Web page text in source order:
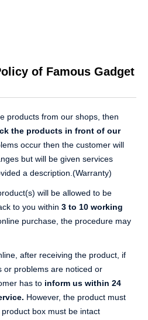
of Famous Gadget
products from our shops, then
the products in front of our
occur then the customer will
but will be given services
a description.(Warranty)
will be allowed to be
to you within 3 to 10 working
purchase, the procedure may
after receiving the product, if
or problems are noticed or
has to inform us within 24
However, the product must
box must be intact